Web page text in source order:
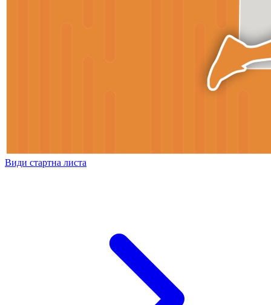
Види стартна листа